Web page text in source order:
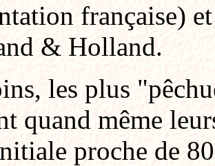
française)
& Holland.
les plus
quand même
proche de